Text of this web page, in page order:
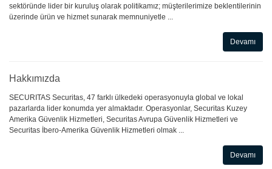
sektöründe lider bir kuruluş olarak politikamız; müşterilerimize beklentilerinin
üzerinde ürün ve hizmet sunarak memnuniyetle ...
Devamı
Hakkımızda
SECURITAS Securitas, 47 farklı ülkedeki operasyonuyla global ve lokal
pazarlarda lider konumda yer almaktadır. Operasyonlar, Securitas Kuzey
Amerika Güvenlik Hizmetleri, Securitas Avrupa Güvenlik Hizmetleri ve
Securitas İbero-Amerika Güvenlik Hizmetleri olmak ...
Devamı